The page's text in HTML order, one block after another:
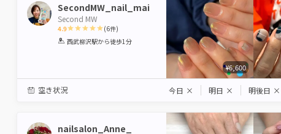
SecondMW_nail_mai
Second MW
4.9
1 2 3 4 5
(6件)
西武柳沢駅から徒歩1分
¥6,600
空き状況 今日 × 明日 × 明後日 ×
nailsalon_Anne_